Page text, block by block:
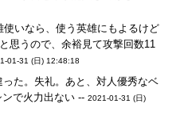
いなら、使う英雄にもよるけど
思うので、余裕見て攻撃回数11
01-31 (日) 12:48:18
た。失礼。あと、対人優秀なベ
で火力出ない -- 2021-01-31 (日)